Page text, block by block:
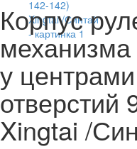
Корпус
у
отверстий
Xingtai /